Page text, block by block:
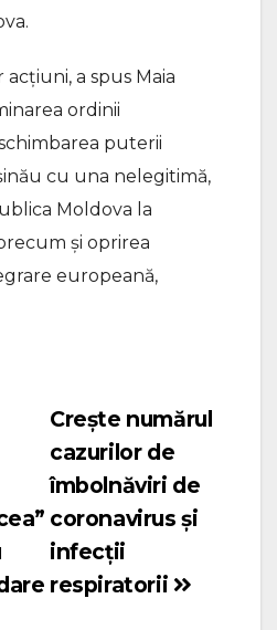
a spus Maia
ordinii
puterii
cu una nelegitimă,
Moldova la
şi oprirea
europeană,
Crește numărul
cazurilor de
îmbolnăviri de
coronavirus și
infecții
respiratorii